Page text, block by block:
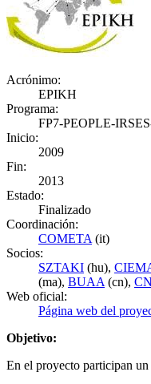
Acrónimo:
EPIKH
Programa:
FP7-PEOPLE-
Inicio:
2009
Fin:
2013
Estado:
Finalizado
Coordinación:
COMETA (it)
Socios:
SZTAKI (hu),
(ma), BUAA (cn),
Web oficial:
Página web del
Objetivo:
En el proyecto participan